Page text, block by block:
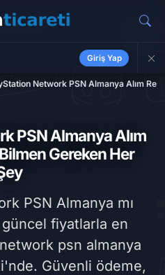
Giriş Yap
Network PSN Almanya Alım
PSN Almanya Alım
Gereken Her
PSN Almanya mı
fiyatlarla en
psn almanya
Güvenli ödeme,